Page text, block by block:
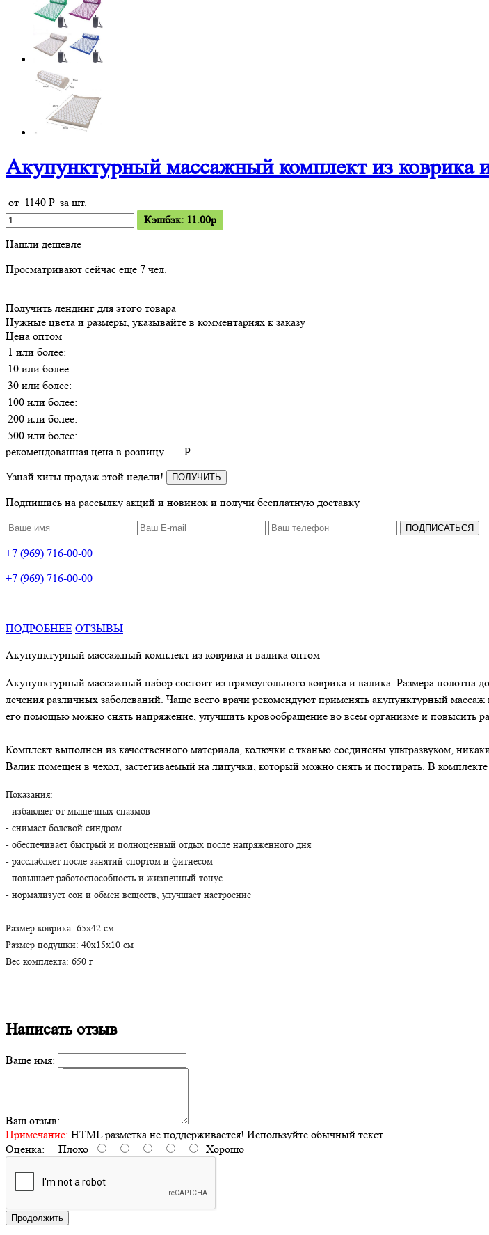
Акупунктурный массажный комплект из коврика
от 1140 Pза шт.
Кэшбэк: 11.00p
Нашли дешевле
Просматривают сейчас еще 7 чел.
Получить лендинг для этого товара
Нужные цвета и размеры, указывайте в комментариях к заказу
Цена оптом
1 или более:
10 или более:
30 или более:
100 или более:
200 или более:
500 или более:
рекомендованная цена в розницу
P
Узнай хиты продаж этой недели!
ПОЛУЧИТЬ
Подпишись на рассылку акций и новинок и получи бесплатную доставку
ПОДПИСАТЬСЯ
+7 (969) 716-00-00
+7 (969) 716-00-00
ПОДРОБНЕЕ ОТЗЫВЫ
Акупунктурный массажный комплект из коврика и валика оптом
Акупунктурный массажный набор состоит из прямоугольного коврика и валика. Размера полотна
лечения различных заболеваний. Чаще всего врачи рекомендуют применять акупунктурный
его помощью можно снять напряжение, улучшить кровообращение во всем организме и повысить
Комплект выполнен из качественного материала, колючки с тканью соединены ультразвуком,
Валик помещен в чехол, застегиваемый на липучки, который можно снять и постирать. В
Показания:
- избавляет от мышечных спазмов
- снимает болевой синдром
- обеспечивает быстрый и полноценный отдых после напряженного дня
- расслабляет после занятий спортом и фитнесом
- повышает работоспособность и жизненный тонус
- нормализует сон и обмен веществ, улучшает настроение
Размер коврика: 65х42 см
Размер подушки: 40х15х10 см
Вес комплекта: 650 г
Написать отзыв
Ваше имя:
Ваш отзыв:
Примечание: HTML разметка не поддерживается! Используйте обычный текст.
Оценка: Плохо Хорошо
Продолжить